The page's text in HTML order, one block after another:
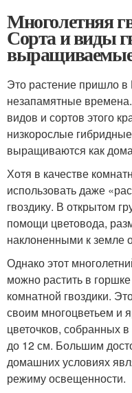
Многолетняя
Сорта и виды
Это растение пришло в
незапамятные
видов и сортов этого
низкорослые
выращиваются как
Хотя в качестве
использовать даже
гвоздику. В открытом
помощи цветовода,
наклоненными к земле
Однако этот
можно растить в
комнатной гвоздики.
своим многоцветьем и
цветочков, собранных
до 12 см. Большим
домашних условиях
режиму освещенности.